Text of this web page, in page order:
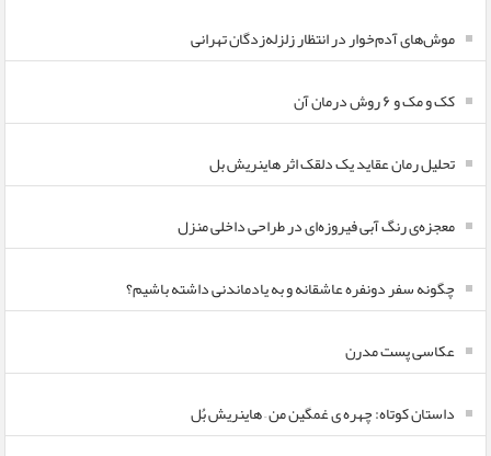
موش‌های آدم‌خوار در انتظار زلزله‌زدگان تهرانی
کک و مک و ۶ روش درمان آن
تحلیل رمان عقاید یک دلقک اثر هاینریش بل
معجزه‌ی رنگ آبی فیروزه‌ای در طراحی داخلی منزل
چگونه سفر دونفره عاشقانه و به یادماندنی داشته باشیم؟
عکاسی پست مدرن
داستان کوتاه: چهره ی غمگین من – هاینریش بُل